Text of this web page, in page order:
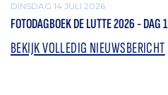
DINSDAG 14 JULI 2026
FOTODAGBOEK DE LUTTE 2026 - DAG 1
BEKIJK VOLLEDIG NIEUWSBERICHT